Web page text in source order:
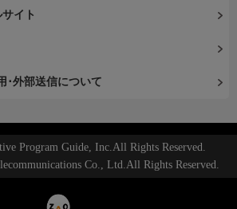
イト
･外部送信について
Program Guide, Inc.All Rights Reserved.
Co., Ltd.All Rights Reserved.